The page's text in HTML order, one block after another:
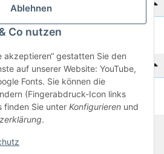
Ablehnen
Co nutzen
akzeptieren“ gestatten Sie den
auf unserer Website: YouTube,
Fonts. Sie können die
(Fingerabdruck-Icon links
finden Sie unter Konfigurieren und
.
zur Hand?
Schnellbestellung
kein Katalog?
anschauen
subtiel-shop.de